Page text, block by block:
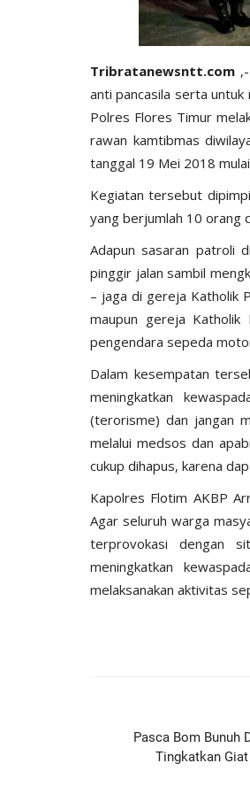
Tribratanewsntt.com
anti pancasila serta
Polres Flores Timur
rawan kamtibmas
tanggal 19 Mei 2018
Kegiatan tersebut
yang berjumlah 10 orang
Adapun sasaran patroli
pinggir jalan sambil
– jaga di gereja Katholik
maupun gereja Katholik
pengendara sepeda
Dalam kesempatan
meningkatkan
(terorisme) dan jangan
melalui medsos dan
cukup dihapus, karena
Kapolres Flotim AKBP
Agar seluruh warga
terprovokasi dengan
meningkatkan
melaksanakan aktivitas
Pasca Bom Bunuh
Tingkatkan